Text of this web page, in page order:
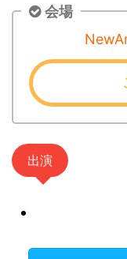
会場
出演